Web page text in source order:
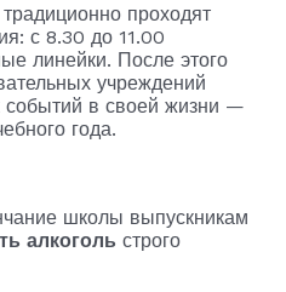
проходят
с 8.30 до 11.00
линейки. После этого
учреждений
событий в своей жизни —
года.
школы выпускникам
алкоголь строго